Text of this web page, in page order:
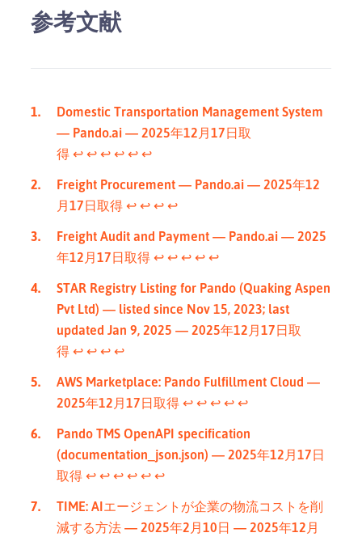
参考文献
Domestic Transportation Management System
— Pando.ai — 2025年12月17日取
得 ↩︎ ↩︎ ↩︎ ↩︎ ↩︎ ↩︎
Freight Procurement — Pando.ai — 2025年12
月17日取得 ↩︎ ↩︎ ↩︎ ↩︎
Freight Audit and Payment — Pando.ai — 2025
年12月17日取得 ↩︎ ↩︎ ↩︎ ↩︎ ↩︎
STAR Registry Listing for Pando (Quaking Aspen
Pvt Ltd) — listed since Nov 15, 2023; last
updated Jan 9, 2025 — 2025年12月17日取
得 ↩︎ ↩︎ ↩︎ ↩︎
AWS Marketplace: Pando Fulfillment Cloud —
2025年12月17日取得 ↩︎ ↩︎ ↩︎ ↩︎ ↩︎
Pando TMS OpenAPI specification
(documentation_json.json) — 2025年12月17日
取得 ↩︎ ↩︎ ↩︎ ↩︎ ↩︎ ↩︎
TIME: AIエージェントが企業の物流コストを削
減する方法 — 2025年2月10日 — 2025年12月